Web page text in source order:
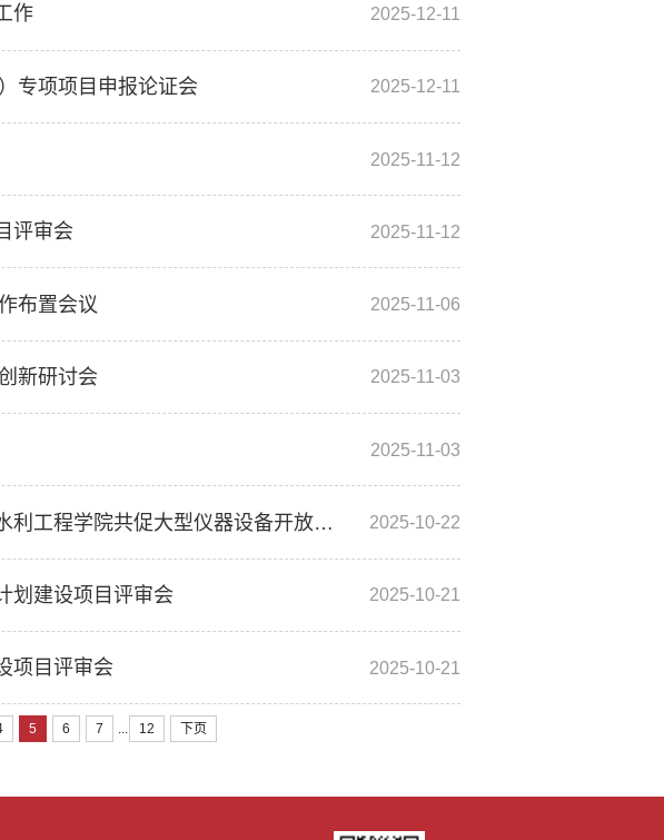
作 2025-12-11
专项项目申报论证会 2025-12-11
2025-11-12
评审会 2025-11-12
布置会议 2025-11-06
新研讨会 2025-11-03
2025-11-03
实验室建设与设备管理处党支部携手土木与水利工程学院共促大型仪器设备开放共享 2025-10-22
划建设项目评审会 2025-10-21
项目评审会 2025-10-21
5 6 7 12 下页